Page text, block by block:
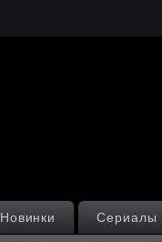
Сериалы
Новинки